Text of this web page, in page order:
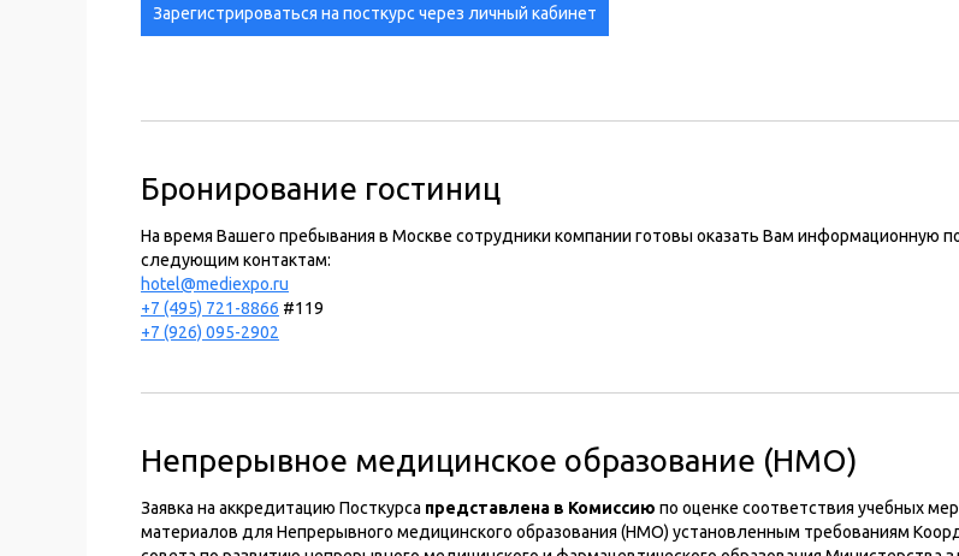
Зарегистрироваться на посткурс через личный кабинет
Бронирование гостиниц
На время Вашего пребывания в Москве сотрудники компании готовы оказать Вам информационную
следующим контактам:
hotel@mediexpo.ru
+7 (495) 721-8866 #119
+7 (926) 095-2902
Непрерывное медицинское образование (НМО)
Заявка на аккредитацию Посткурса представлена в Комиссию по оценке соответствия учебных
материалов для Непрерывного медицинского образования (НМО) установленным требованиям